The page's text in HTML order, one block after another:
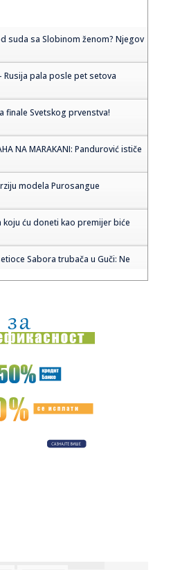
suda sa Slobinom ženom? Njegov
Rusija pala posle pet setova
finale Svetskog prvenstva!
NA MARAKANI: Pandurović ističe
modela Purosangue
koju ću doneti kao premijer biće
Sabora trubača u Guči: Ne
godine?; "Pljušte" reakcije na
Zelenskog u zvaničnu posetu
pomoć za vatrogasce i
mine, tuberkulozu i preživele